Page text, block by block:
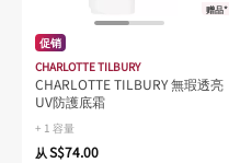
赠品*
促销
CHARLOTTE TILBURY
CHARLOTTE TILBURY 無瑕透亮
UV防護底霜
+ 1 容量
从S$74.00